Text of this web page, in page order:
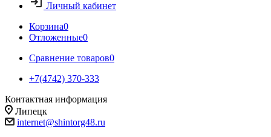
Личный кабинет
Корзина0
Отложенные0
Сравнение товаров0
+7(4742) 370-333
Контактная информация
Липецк
internet@shintorg48.ru